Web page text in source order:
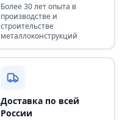
Более 30 лет опыта в
производстве и
строительстве
металлоконструкций
Доставка по всей
России